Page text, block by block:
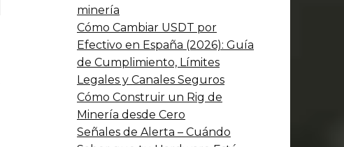
minería
Cómo Cambiar USDT por
Efectivo en España (2026): Guía
de Cumplimiento, Límites
Legales y Canales Seguros
Cómo Construir un Rig de
Minería desde Cero
Señales de Alerta – Cuándo